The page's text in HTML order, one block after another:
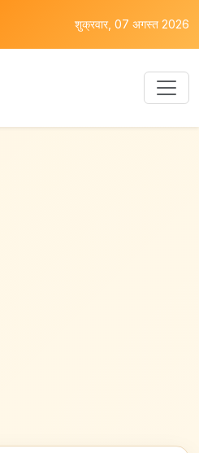
शुक्रवार, 07 अगस्त 2026